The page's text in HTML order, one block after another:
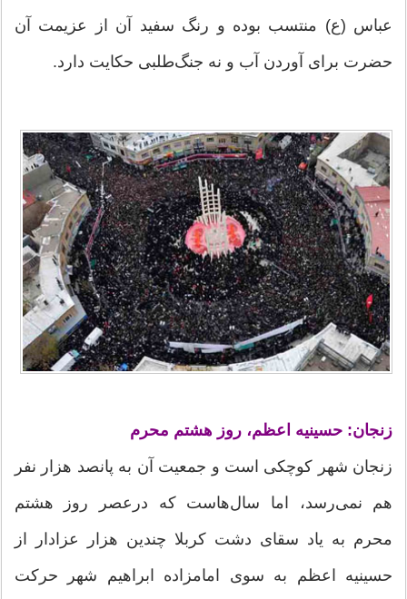
عباس (ع) منتسب بوده و رنگ سفید آن از عزیمت آن
حضرت برای آوردن آب و نه جنگ‌طلبی حکایت دارد.
زنجان: حسینیه اعظم، روز هشتم محرم
زنجان شهر کوچکی است و جمعیت آن به پانصد هزار نفر
هم نمی‌رسد، اما سال‌هاست که درعصر روز هشتم
محرم به یاد سقای دشت کربلا چندین هزار عزادار از
حسینیه اعظم به سوی امامزاده ابراهیم شهر حرکت